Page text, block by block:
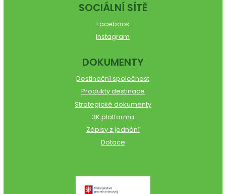
SOCIÁLNÍ SÍTĚ
Facebook
Instagram
DOKUMENTY
Destinační společnost
Produkty destinace
Strategické dokumenty
3K platforma
Zápisy z jednání
Dotace